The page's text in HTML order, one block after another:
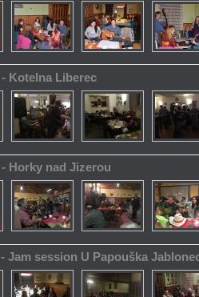
- Kotelna Liberec
- Horky nad Jizerou
- Jam session U Papouška